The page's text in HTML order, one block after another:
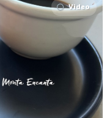
Video